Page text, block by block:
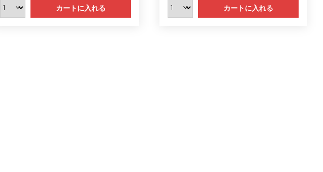
カートに入れる カートに入れる